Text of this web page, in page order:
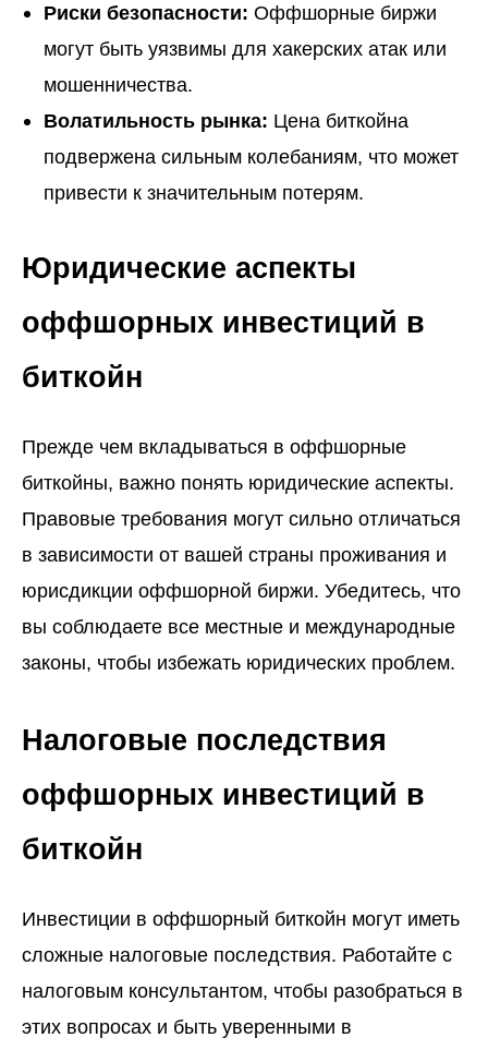
Риски безопасности: Оффшорные биржи
могут быть уязвимы для хакерских атак или
мошенничества.
Волатильность рынка: Цена биткойна
подвержена сильным колебаниям, что может
привести к значительным потерям.
Юридические аспекты
оффшорных инвестиций в
биткойн
Прежде чем вкладываться в оффшорные
биткойны, важно понять юридические аспекты.
Правовые требования могут сильно отличаться
в зависимости от вашей страны проживания и
юрисдикции оффшорной биржи. Убедитесь, что
вы соблюдаете все местные и международные
законы, чтобы избежать юридических проблем.
Налоговые последствия
оффшорных инвестиций в
биткойн
Инвестиции в оффшорный биткойн могут иметь
сложные налоговые последствия. Работайте с
налоговым консультантом, чтобы разобраться в
этих вопросах и быть уверенными в